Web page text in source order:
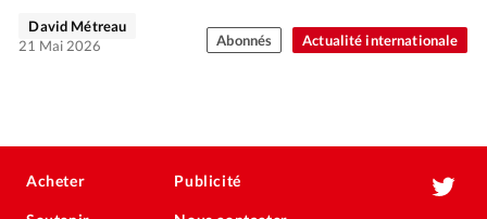
Actualité internationale
David Métreau
21 Mai 2026
Abonnés
Acheter Publicité